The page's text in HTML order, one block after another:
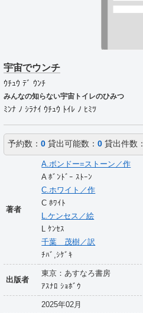
宇宙でウンチ
ｳﾁｭｳ ﾃﾞ ｳﾝﾁ
みんなの知らない宇宙トイレのひみつ
ﾐﾝﾅ ﾉ ｼﾗﾅｲ ｳﾁｭｳ ﾄｲﾚ ﾉ ﾋﾐﾂ
予約数： 0貸出可能数： 0貸出件数：
著者
A.ボンドー=ストーン／作
A ﾎﾞﾝﾄﾞｰ ｽﾄｰﾝ
C.ホワイト／作
C ﾎﾜｲﾄ
L.ケンセス／絵
L ｹﾝｾｽ
千葉 茂樹／訳
ﾁﾊﾞ,ｼｹﾞｷ
出版者
東京：あすなろ書房
ｱｽﾅﾛ ｼｮﾎﾞｳ
2025年02月